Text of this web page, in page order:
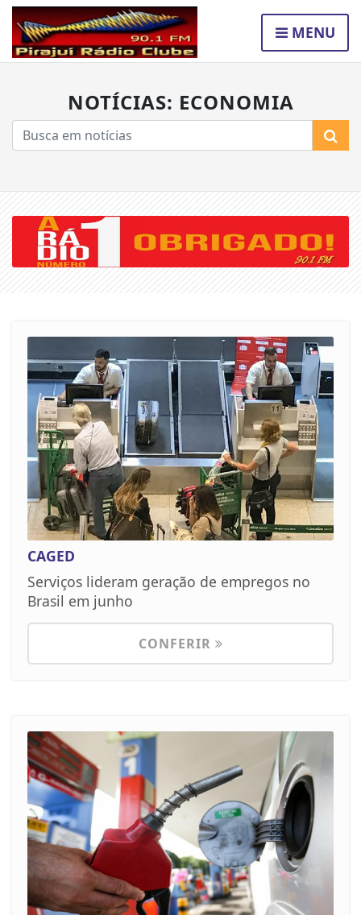
MENU
NOTÍCIAS: ECONOMIA
CAGED
Serviços lideram geração de empregos no
Brasil em junho
CONFERIR